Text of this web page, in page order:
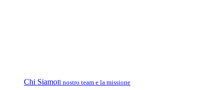
Chi SiamoIl nostro team e la missione